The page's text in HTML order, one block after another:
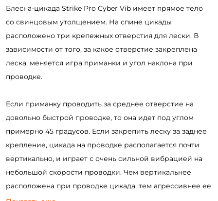
Блесна-цикада Strike Pro Cyber Vib имеет прямое тело
со свинцовым утолщением. На спине цикады
расположено три крепежных отверстия для лески. В
зависимости от того, за какое отверстие закреплена
леска, меняется игра приманки и угол наклона при
проводке.
Если приманку проводить за среднее отверстие на
довольно быстрой проводке, то она идет под углом
примерно 45 градусов. Если закрепить леску за заднее
крепление, цикада на проводке располагается почти
вертикально, и играет с очень сильной вибрацией на
небольшой скорости проводки. Чем вертикальнее
расположена при проводке цикада, тем агрессивнее ее